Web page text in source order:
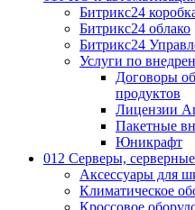
Битрикс24
Битрикс24 облако
Битрикс24
Услуги по
Договоры
продуктов
Лицензии
Пакетные
Юникрафт
012 Серверы,
Аксессуары для
Климатическое